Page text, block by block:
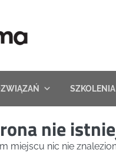
SZKOLENIA
nie
miejscu nic nie